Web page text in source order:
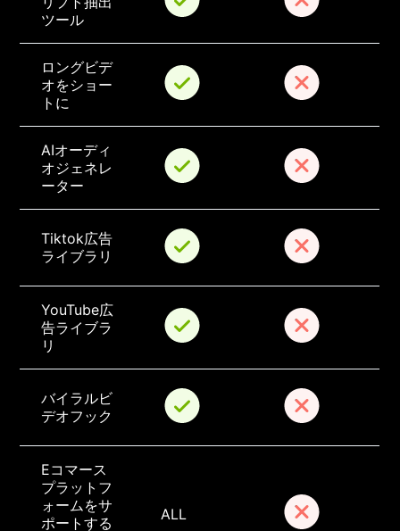
ツール
ロングビデ
オをショー
トに
AIオーディ
オジェネレ
ーター
Tiktok広告
ライブラリ
YouTube広
告ライブラ
リ
バイラルビ
デオフック
Eコマース
プラットフ
ォームをサ
ポートする
ALL